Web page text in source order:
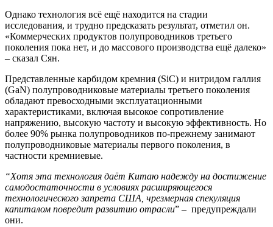
Однако технология всё ещё находится на стадии
исследования, и трудно предсказать результат, отметил он.
«Коммерческих продуктов полупроводников третьего
поколения пока нет, и до массового производства ещё далеко»
– сказал Сян.
Представленные карбидом кремния (SiC) и нитридом галлия
(GaN) полупроводниковые материалы третьего поколения
обладают превосходными эксплуатационными
характеристиками, включая высокое сопротивление
напряжению, высокую частоту и высокую эффективность. Но
более 90% рынка полупроводников по-прежнему занимают
полупроводниковые материалы первого поколения, в
частности кремниевые.
“Хотя эта технология даёт Китаю надежду на достижение
самодостаточности в условиях расширяющегося
технологического запрета США, чрезмерная спекуляция
капиталом повредит развитию отрасли” – предупреждали
они.